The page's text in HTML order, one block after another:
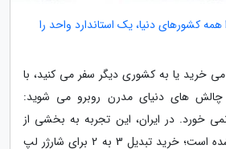
کشورهای دنیا، یک استاندارد واحد را
خرید یا به کشوری دیگر سفر می کنید، با
چالش های دنیای مدرن روبرو می شوید:
خورد. در ایران، این تجربه به بخشی از
روتین زندگی ما تبدیل شده است؛ خرید تبدیل 3 به 2 برای شارژر لپ